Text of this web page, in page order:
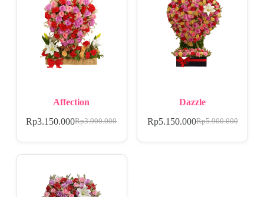
Affection
Rp3.900.000
Rp3.150.000
Dazzle
Rp5.900.000
Rp5.150.000